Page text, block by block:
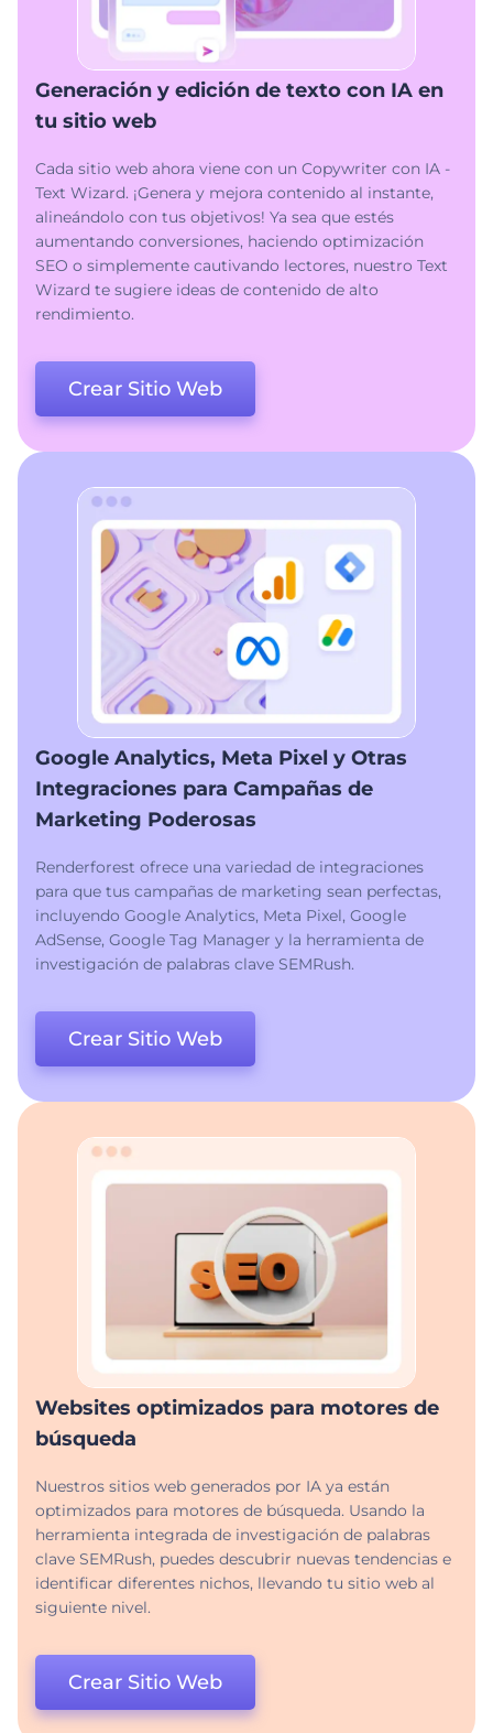
Generación y edición de texto con IA en
tu sitio web
Cada sitio web ahora viene con un Copywriter con IA -
Text Wizard. ¡Genera y mejora contenido al instante,
alineándolo con tus objetivos! Ya sea que estés
aumentando conversiones, haciendo optimización
SEO o simplemente cautivando lectores, nuestro Text
Wizard te sugiere ideas de contenido de alto
rendimiento.
Crear Sitio Web
Google Analytics, Meta Pixel y Otras
Integraciones para Campañas de
Marketing Poderosas
Renderforest ofrece una variedad de integraciones
para que tus campañas de marketing sean perfectas,
incluyendo Google Analytics, Meta Pixel, Google
AdSense, Google Tag Manager y la herramienta de
investigación de palabras clave SEMRush.
Crear Sitio Web
Websites optimizados para motores de
búsqueda
Nuestros sitios web generados por IA ya están
optimizados para motores de búsqueda. Usando la
herramienta integrada de investigación de palabras
clave SEMRush, puedes descubrir nuevas tendencias e
identificar diferentes nichos, llevando tu sitio web al
siguiente nivel.
Crear Sitio Web